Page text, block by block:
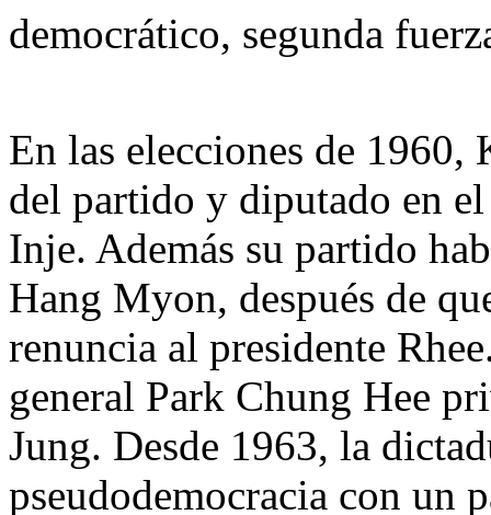
democrático, segunda
En las elecciones de 1960,
del partido y diputado en
Inje. Además su partido
Hang Myon, después de
renuncia al presidente
general Park Chung Hee
Jung. Desde 1963, la
pseudodemocracia con un